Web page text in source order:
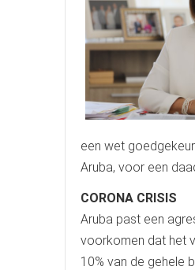
een wet
Aruba, voor een
CORONA CRISIS
Aruba past een
voorkomen dat het
10% van de gehele